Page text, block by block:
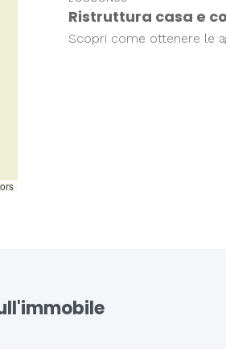
Ristruttura casa e
Scopri come ottenere le